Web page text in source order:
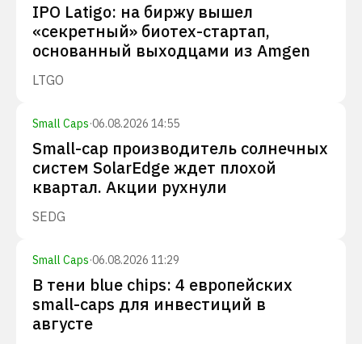
IPO Latigo: на биржу вышел
«секретный» биотех-стартап,
основанный выходцами из Amgen
LTGO
Small Caps·06.08.2026 14:55
Small-cap производитель солнечных
систем SolarEdge ждет плохой
квартал. Акции рухнули
SEDG
Small Caps·06.08.2026 11:29
В тени blue chips: 4 европейских
small-caps для инвестиций в
августе